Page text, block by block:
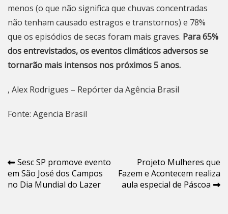
menos (o que não significa que chuvas concentradas
não tenham causado estragos e transtornos) e 78%
que os episódios de secas foram mais graves. Para 65%
dos entrevistados, os eventos climáticos adversos se
tornarão mais intensos nos próximos 5 anos.
, Alex Rodrigues – Repórter da Agência Brasil
Fonte: Agencia Brasil
Navegação
de
Sesc SP promove evento
em São José dos Campos
no Dia Mundial do Lazer
Projeto Mulheres que
Fazem e Acontecem realiza
aula especial de Páscoa